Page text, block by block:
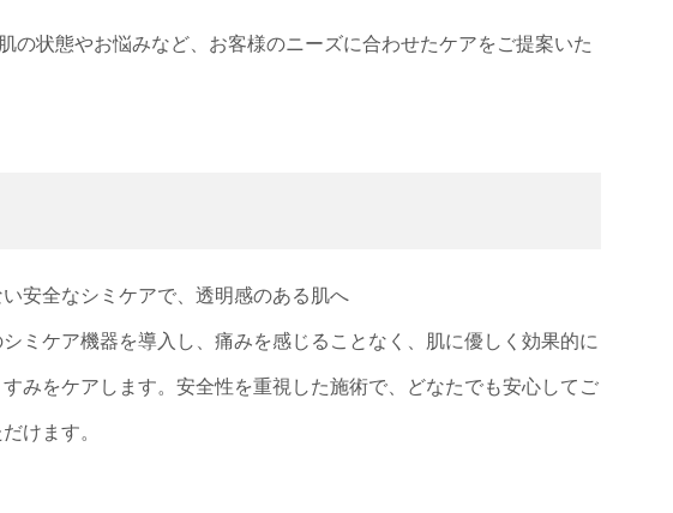
の状態やお悩みなど、お客様のニーズに合わせたケアをご提案いた
安全なシミケアで、透明感のある肌へ
ミケア機器を導入し、痛みを感じることなく、肌に優しく効果的に
すみをケアします。安全性を重視した施術で、どなたでも安心してご
けます。